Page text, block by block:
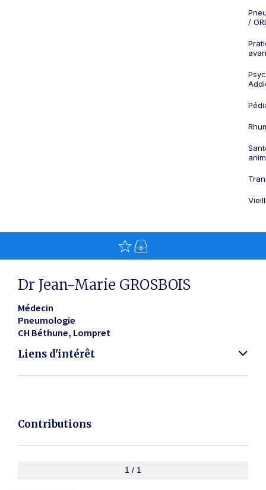
/
Dr Jean-Marie GROSBOIS
Médecin
Pneumologie
CH Béthune Lompret
Liens d'intérêt
Contributions
1 / 1